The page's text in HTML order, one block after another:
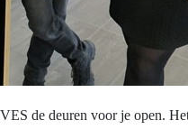
de deuren voor je open.